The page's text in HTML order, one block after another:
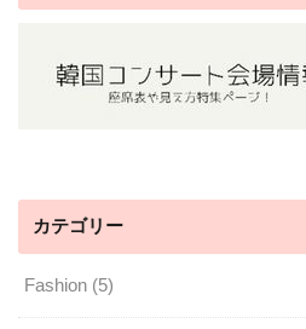
カテゴリー
Fashion (5)